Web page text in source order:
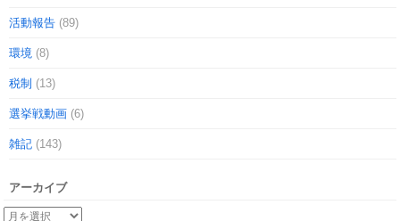
活動報告 (89)
環境 (8)
税制 (13)
選挙戦動画 (6)
雑記 (143)
アーカイブ